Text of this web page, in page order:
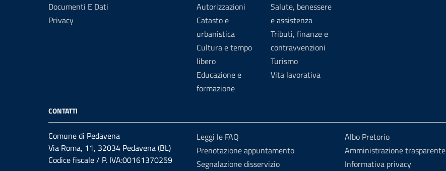
Documenti E Dati
Privacy
Autorizzazioni
Catasto e
urbanistica
Cultura e tempo
libero
Educazione e
formazione
Salute, benessere
e assistenza
Tributi, finanze e
contravvenzioni
Turismo
Vita lavorativa
CONTATTI
Comune di Pedavena
Via Roma, 11, 32034 Pedavena (BL)
Codice fiscale / P. IVA:00161370259
Leggi le FAQ
Prenotazione appuntamento
Segnalazione disservizio
Albo Pretorio
Amministrazione trasparente
Informativa privacy